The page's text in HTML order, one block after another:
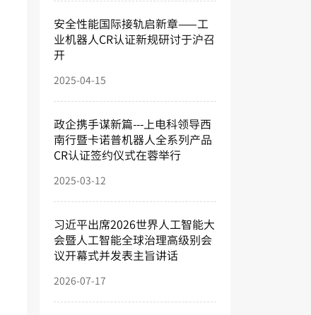
安全性能国际接轨启新章——工
业机器人CR认证新规研讨于沪召
开
2025-04-15
政企携手谋新篇---上电科领导西
南行暨卡诺普机器人全系列产品
CR认证签约仪式在蓉举行
2025-03-12
习近平出席2026世界人工智能大
会暨人工智能全球治理高级别会
议开幕式并发表主旨讲话
2026-07-17